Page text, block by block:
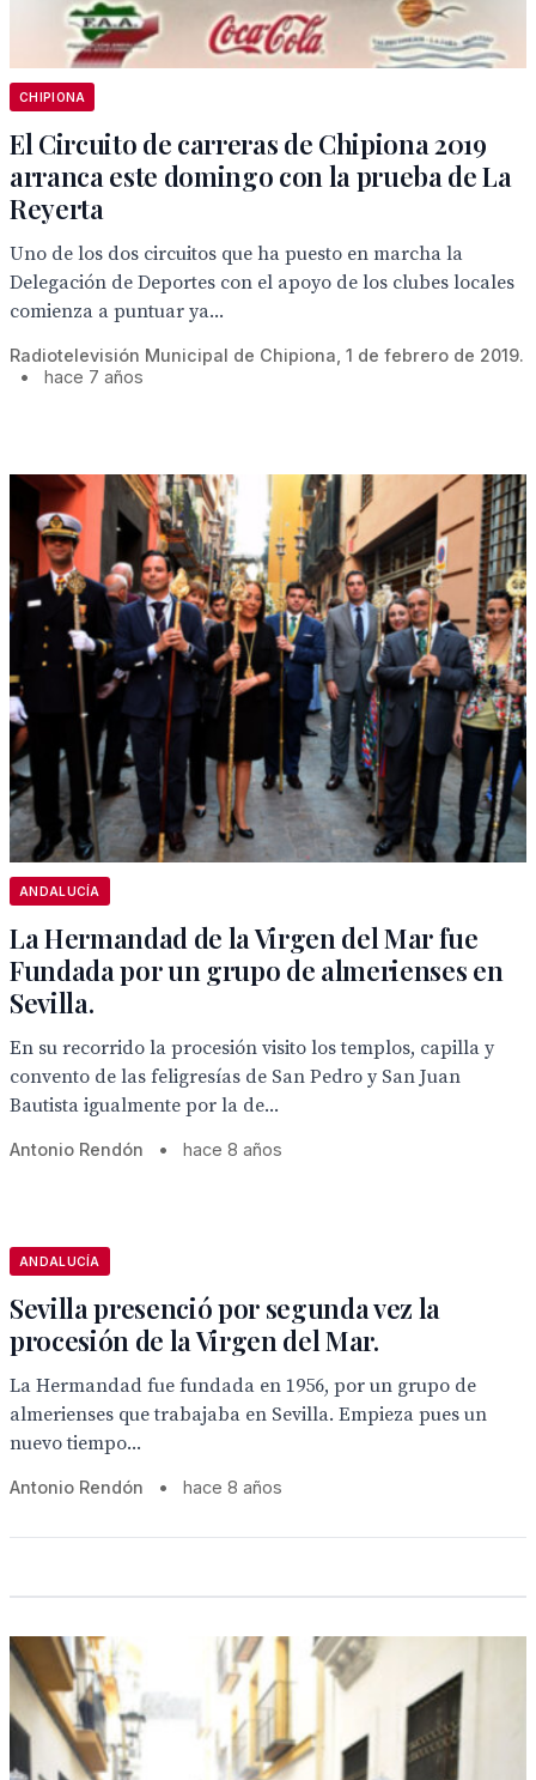
CHIPIONA
El Circuito de carreras de Chipiona 2019
arranca este domingo con la prueba de La
Reyerta
Uno de los dos circuitos que ha puesto en marcha la
Delegación de Deportes con el apoyo de los clubes locales
comienza a puntuar ya...
Radiotelevisión Municipal de Chipiona, 1 de febrero de 2019.
•
hace 7 años
ANDALUCÍA
La Hermandad de la Virgen del Mar fue
Fundada por un grupo de almerienses en
Sevilla.
En su recorrido la procesión visito los templos, capilla y
convento de las feligresías de San Pedro y San Juan
Bautista igualmente por la de...
Antonio Rendón • hace 8 años
ANDALUCÍA
Sevilla presenció por segunda vez la
procesión de la Virgen del Mar.
La Hermandad fue fundada en 1956, por un grupo de
almerienses que trabajaba en Sevilla. Empieza pues un
nuevo tiempo...
Antonio Rendón • hace 8 años